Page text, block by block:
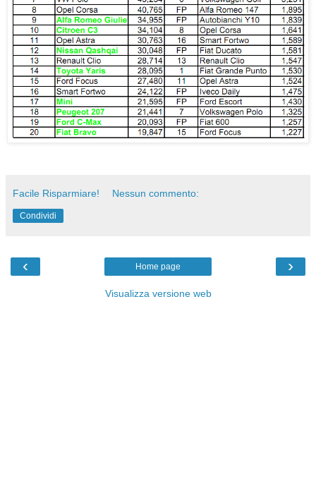
Facile Risparmiare! Nessun commento:
Condividi
‹ ›
Home page
Visualizza versione web